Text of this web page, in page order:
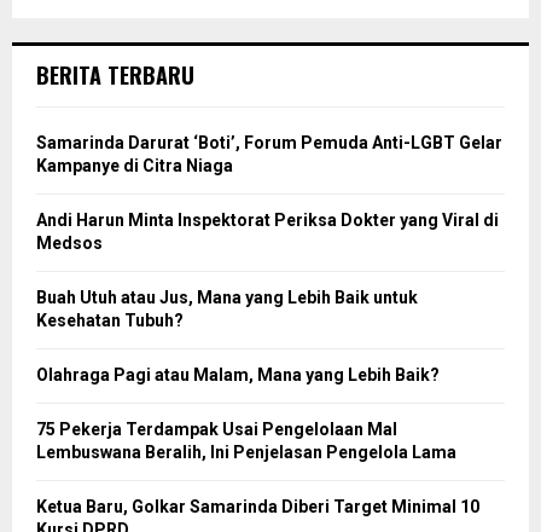
BERITA TERBARU
Samarinda Darurat ‘Boti’, Forum Pemuda Anti-LGBT Gelar
Kampanye di Citra Niaga
Andi Harun Minta Inspektorat Periksa Dokter yang Viral di
Medsos
Buah Utuh atau Jus, Mana yang Lebih Baik untuk
Kesehatan Tubuh?
Olahraga Pagi atau Malam, Mana yang Lebih Baik?
75 Pekerja Terdampak Usai Pengelolaan Mal
Lembuswana Beralih, Ini Penjelasan Pengelola Lama
Ketua Baru, Golkar Samarinda Diberi Target Minimal 10